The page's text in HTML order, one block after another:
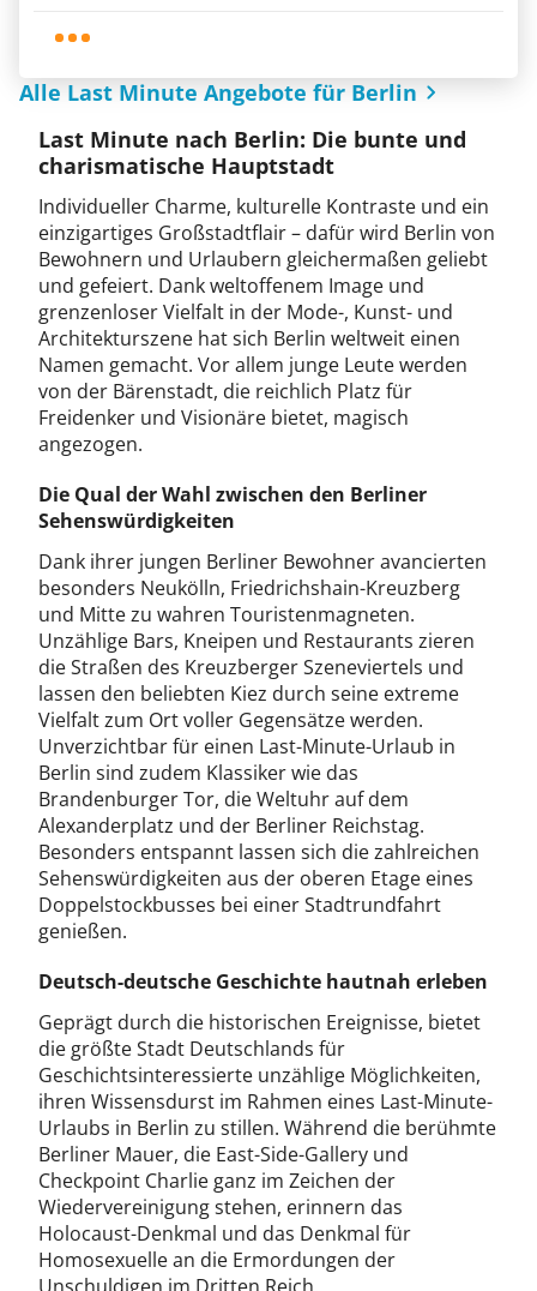
Alle Last Minute Angebote für Berlin
Last Minute nach Berlin: Die bunte und
charismatische Hauptstadt
Individueller Charme, kulturelle Kontraste und ein
einzigartiges Großstadtflair – dafür wird Berlin von
Bewohnern und Urlaubern gleichermaßen geliebt
und gefeiert. Dank weltoffenem Image und
grenzenloser Vielfalt in der Mode-, Kunst- und
Architekturszene hat sich Berlin weltweit einen
Namen gemacht. Vor allem junge Leute werden
von der Bärenstadt, die reichlich Platz für
Freidenker und Visionäre bietet, magisch
angezogen.
Die Qual der Wahl zwischen den Berliner
Sehenswürdigkeiten
Dank ihrer jungen Berliner Bewohner avancierten
besonders Neukölln, Friedrichshain-Kreuzberg
und Mitte zu wahren Touristenmagneten.
Unzählige Bars, Kneipen und Restaurants zieren
die Straßen des Kreuzberger Szeneviertels und
lassen den beliebten Kiez durch seine extreme
Vielfalt zum Ort voller Gegensätze werden.
Unverzichtbar für einen Last-Minute-Urlaub in
Berlin sind zudem Klassiker wie das
Brandenburger Tor, die Weltuhr auf dem
Alexanderplatz und der Berliner Reichstag.
Besonders entspannt lassen sich die zahlreichen
Sehenswürdigkeiten aus der oberen Etage eines
Doppelstockbusses bei einer Stadtrundfahrt
genießen.
Deutsch-deutsche Geschichte hautnah erleben
Geprägt durch die historischen Ereignisse, bietet
die größte Stadt Deutschlands für
Geschichtsinteressierte unzählige Möglichkeiten,
ihren Wissensdurst im Rahmen eines Last-Minute-
Urlaubs in Berlin zu stillen. Während die berühmte
Berliner Mauer, die East-Side-Gallery und
Checkpoint Charlie ganz im Zeichen der
Wiedervereinigung stehen, erinnern das
Holocaust-Denkmal und das Denkmal für
Homosexuelle an die Ermordungen der